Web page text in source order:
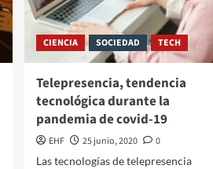
CIENCIA SOCIEDAD TECH
Telepresencia, tendencia
tecnológica durante la
pandemia de covid-19
EHF 25 junio, 2020
0
Las tecnologías de telepresencia